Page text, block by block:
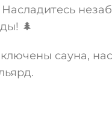
🌲
сауна,